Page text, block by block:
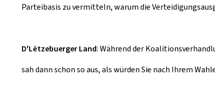
Parteibasis zu vermitteln, warum die
D'Lëtzebuerger Land: Während der
sah dann schon so aus, als würden Sie nach Ihrem